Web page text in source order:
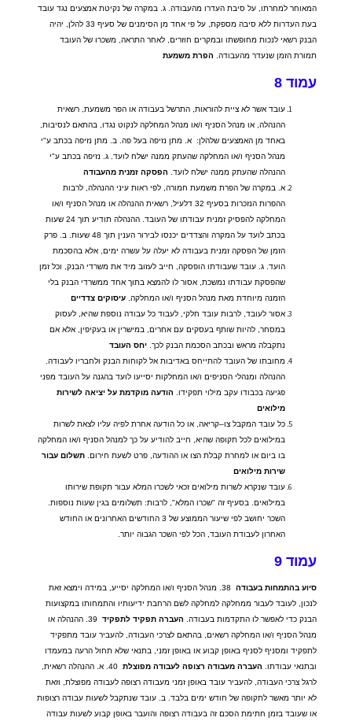
המאוחר למחרתו על סיבת העדרו מהעבודה ג
במקרה של נקיטת אמצעים נגד עובד
בעת העדרות ללא סיבה מספקת על פי אחד מן הסימנים של סעיף להלן
יהיה
הבנק רשאי לנכות מחופשתו ובמקרים חוזרים לאחר התראה
משכרו של העובד
תמורת הזמן שנעדר מהעבודה
הפרת משמעת
עמוד
עובד אשר לא ציית להוראות התרשל בעבודה או הפר משמעת רשאית
ההנהלה או מנהל הסניף ו/או מנהל המחלקה לנקוט נגדו בהתאם לנסיבות
באחד מן האמצעים שלהלן: א מתן נזיפה בעל פה ב מתן נזיפה בכתב ע"י
מנהל הסניף ו/או המחלקה שהעתק ממנה ישלח לועד ג נזיפה בכתב ע"י
ההנהלה שהעתק ממנה ישלח לועד
הפסקה זמנית מהעבודה
א
במקרה של הפרת משמעת חמורה לפי ראות עיני ההנהלה לרבות
ההפרות הנזכרות בסעיף
דלעיל רשאית ההנהלה או מנהל הסניף ו/או
המחלקה להפסיק זמנית עבודתו של העובד ההנהלה תודיע תוך
שעות
בכתב לועד על המקרה והצדדים יכנסו לבירור הענין תוך
שעות ב פרק
הזמן של הפסקה זמנית בעבודה לא יעלה על עשרה ימים אלא בהסכמת
הועד ג עובד שעבודתו הופסקה חייב לעזוב מיד את משרדי הבנק
וכל זמן
שהפסקת עבודתו נמשכת אסור לו להמצא בתוך אחד ממשרדי הבנק בלי
הזמנה מיוחדת מאת מנהל הסניף ו/או המחלקה עיסוקים צדדיים
אסור לעובד לרבות עובד חלקי לעבוד כל עבודה נוספת שהיא לעסוק
במסחר להיות שותף בעסקים עם אחרים במישרין או בעקיפין אלא אם
נתקבלה מראש ובכתב הסכמת הבנק לכך יחס העובד
מחובתו של העובד להתייחס באדיבות אל לקוחות הבנק ולחבריו לעבודה
ההנהלה ומנהלי הסניפים ו/או המחלקות יסייעו לועד בהגנה על העובד מפני
פגיעה בכבודו עקב מילוי תפקידו
הודעה מוקדמת על יציאה לשירות
מילואים
כל עובד המקבל צו–קריאה או כל הודעה אחרת לפיה עליו לצאת לשרות
במילואים לכל תקופה שהיא
חייב להודיע על כך למנהל הסניף ו/או המחלקה
בו ביום או למחרת קבלת הצו או ההודעה פרט לשעת חירום תשלום עבור
שירות מילואים
עובד שנקרא לשרות מילואים זכאי לשכרו המלא עבור תקופת שירותו
במילואים
בסעיף זה "שכרו המלא", לרבות: תשלומים בגין שעות נוספות
השכר יחושב לפי שיעור הממוצע של
החודשים האחרונים או החודש
האחרון לעבודת העובד הכל לפי השכר הגבוה יותר
עמוד
סיוע בהתמחות בעבודה 38. מנהל הסניף ו/או המחלקה יסייע
במידה וימצא זאת
לנכון לעובד לעבור ממחלקה למחלקה לשם הרחבת ידיעותיו והתמחותו במקצועות
הבנק כדי לאפשר לו התקדמות בעבודה
העברה תפקיד לתפקיד 39. ההנהלה או
מנהל הסניף ו/או המחלקה רשאים בהתאם לצרכי העבודה להעביר עובד מתפקיד
לתפקיד ומסניף לסניף באופן קבוע או באופן זמני
בתנאי שלא תחול הרעה במעמדו
ובתנאי עבודתו
העברה מעבודה רצופה לעבודה מפוצלת 40. א ההנהלה רשאית
לרגל צרכי העבודה להעביר עובד באופן זמני מעבודה רצופה לעבודה מפוצלת
וזאת
לא יותר מאשר לתקופה של חודש ימים בלבד
ב עובד שנתקבל לשעות עבודה רצופות
או שעובד בזמן חתימת הסכם זה בעבודה רצופה והועבר באופן קבוע לשעות עבודה